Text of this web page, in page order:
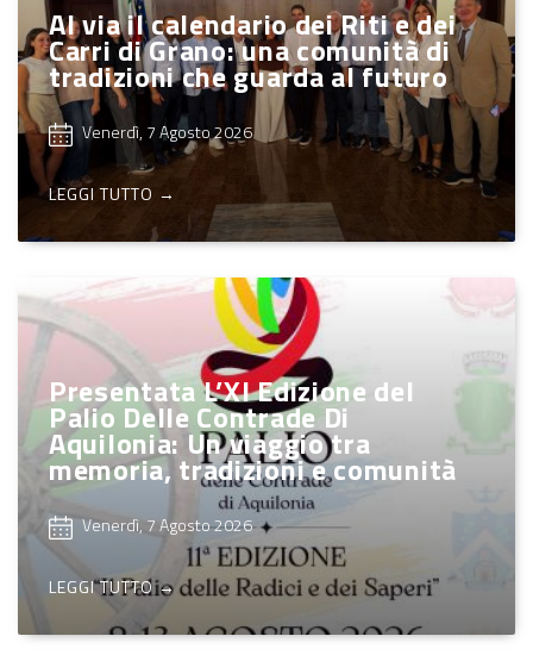
Al via il calendario dei Riti e dei
Carri di Grano: una comunità di
tradizioni che guarda al futuro
Venerdì, 7 Agosto 2026
LEGGI TUTTO →
Presentata L’XI Edizione del
Palio Delle Contrade Di
Aquilonia: Un viaggio tra
memoria, tradizioni e comunità
Venerdì, 7 Agosto 2026
LEGGI TUTTO →